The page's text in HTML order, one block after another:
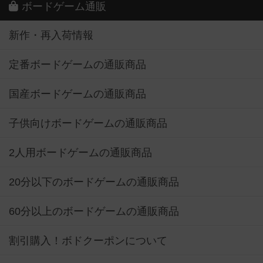
ボードゲーム通販
新作・再入荷情報
定番ボードゲームの通販商品
国産ボードゲームの通販商品
子供向けボードゲームの通販商品
2人用ボードゲームの通販商品
20分以下のボードゲームの通販商品
60分以上のボードゲームの通販商品
割引購入！ボドクーポンについて